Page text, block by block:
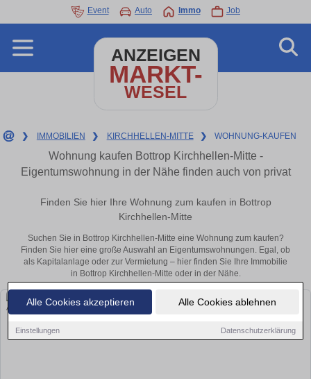
Alle Cookies akzeptieren Alle Cookies ablehnen
Einstellungen Datenschutzerklärung
Event Auto Immo Job
ANZEIGEN
MARKT-
WESEL
❯ IMMOBILIEN ❯ KIRCHHELLEN-MITTE ❯ WOHNUNG-KAUFEN
Wohnung kaufen Bottrop Kirchhellen-Mitte -
Eigentumswohnung in der Nähe finden auch von privat
Finden Sie hier Ihre Wohnung zum kaufen in Bottrop
Kirchhellen-Mitte
Suchen Sie in Bottrop Kirchhellen-Mitte eine Wohnung zum kaufen?
Finden Sie hier eine große Auswahl an Eigentumswohnungen. Egal, ob
als Kapitalanlage oder zur Vermietung – hier finden Sie Ihre Immobilie
in Bottrop Kirchhellen-Mitte oder in der Nähe.